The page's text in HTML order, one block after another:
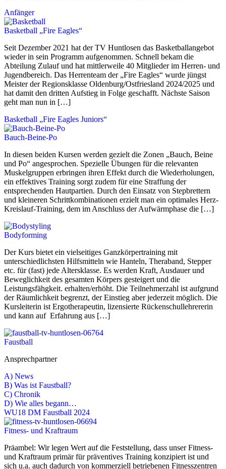
Anfänger
Basketball „Fire Eagles“
Seit Dezember 2021 hat der TV Huntlosen das Basketballangebot
wieder in sein Programm aufgenommen. Schnell bekam die
Abteilung Zulauf und hat mittlerweile 40 Mitglieder im Herren- und
Jugendbereich. Das Herrenteam der „Fire Eagles“ wurde jüngst
Meister der Regionsklasse Oldenburg/Ostfriesland 2024/2025 und
hat damit den dritten Aufstieg in Folge geschafft. Nächste Saison
geht man nun in […]
Basketball „Fire Eagles Juniors“
Bauch-Beine-Po
In diesen beiden Kursen werden gezielt die Zonen „Bauch, Beine
und Po“ angesprochen. Spezielle Übungen für die relevanten
Muskelgruppen erbringen ihren Effekt durch die Wiederholungen,
ein effektives Training sorgt zudem für eine Straffung der
entsprechenden Hautpartien. Durch den Einsatz von Stepbrettern
und kleineren Schrittkombinationen erzielt man ein optimales Herz-
Kreislauf-Training, dem im Anschluss der Aufwärmphase die […]
Bodyforming
Der Kurs bietet ein vielseitiges Ganzkörpertraining mit
unterschiedlichsten Hilfsmitteln wie Hanteln, Theraband, Stepper
etc. für (fast) jede Altersklasse. Es werden Kraft, Ausdauer und
Beweglichkeit des gesamten Körpers gesteigert und die
Leistungsfähgkeit. erhalten/erhöht. Die Teilnehmerzahl ist aufgrund
der Räumlichkeit begrenzt, der Einstieg aber jederzeit möglich. Die
Kursleiterin ist Ergotherapeutin, lizensierte Rückenschullehrererin
und kann auf Erfahrung aus […]
Faustball
Ansprechpartner
A) News
B) Was ist Faustball?
C) Chronik
D) Wie alles begann…
WU18 DM Faustball 2024
Fitness- und Kraftraum
Präambel: Wir legen Wert auf die Feststellung, dass unser Fitness-
und Kraftraum primär für präventives Training konzipiert ist und
sich u.a. auch dadurch von kommerziell betriebenen Fitnesszentren